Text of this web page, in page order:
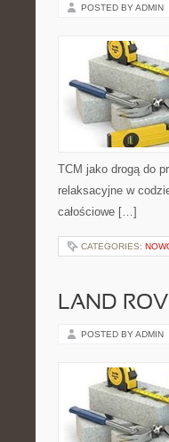
POSTED BY ADMIN
TCM jako drogą do
relaksacyjne w
całościowe […]
CATEGORIES:
LAND
POSTED BY ADMIN